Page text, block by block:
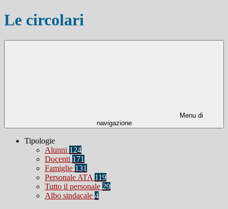
Le circolari
Menu di
navigazione
Tipologie
Alunni 124
Docenti 171
Famiglie 131
Personale ATA 119
Tutto il personale 29
Albo sindacale 4